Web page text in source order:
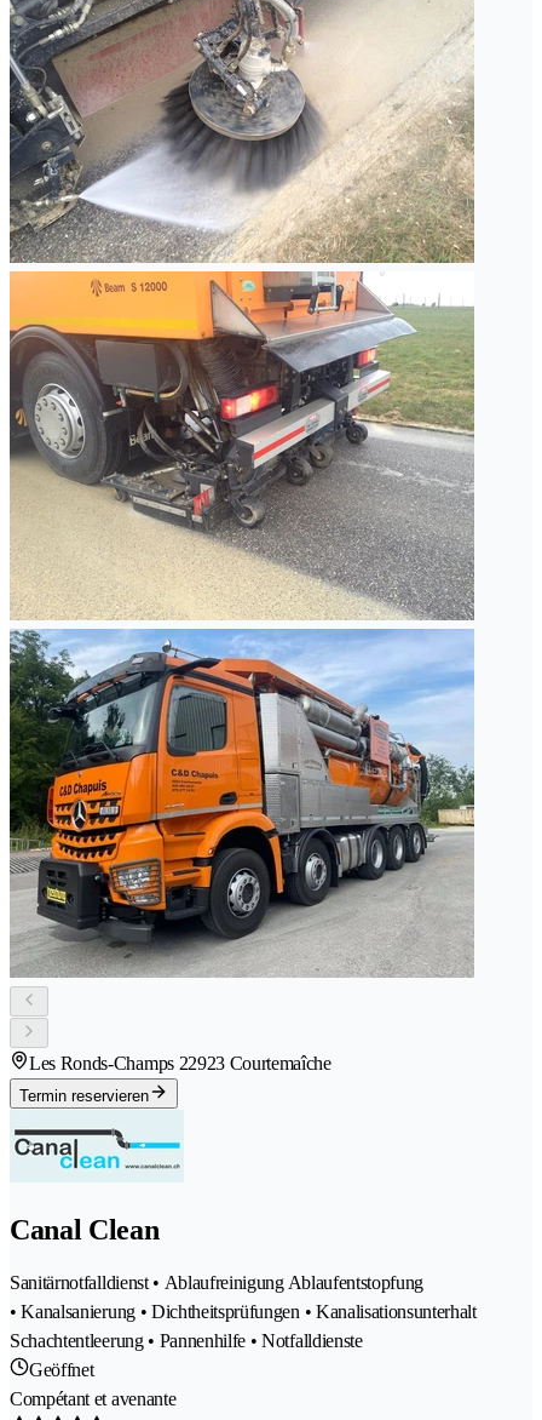
Les Ronds-Champs 22923 Courtemaîche
Termin reservieren
Canal Clean
Sanitärnotfalldienst • Ablaufreinigung Ablaufentstopfung
• Kanalsanierung • Dichtheitsprüfungen • Kanalisationsunterhalt
Schachtentleerung • Pannenhilfe • Notfalldienste
Geöffnet
Compétant et avenante